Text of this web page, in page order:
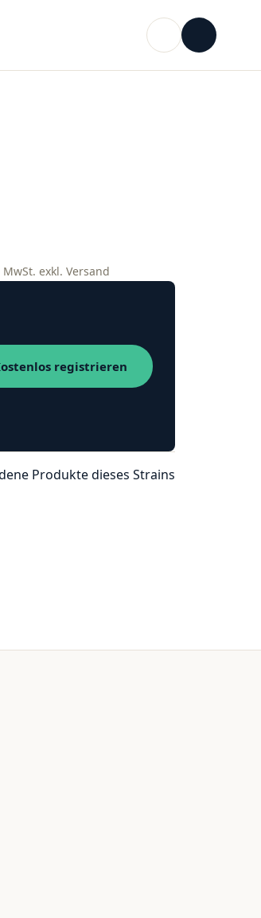
exkl. Versand
registrieren
Produkte dieses Strains